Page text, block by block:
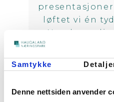
Samtykke
Denne nettsiden anvender
løftet vi én
Norske
snarlig
lagertjenester